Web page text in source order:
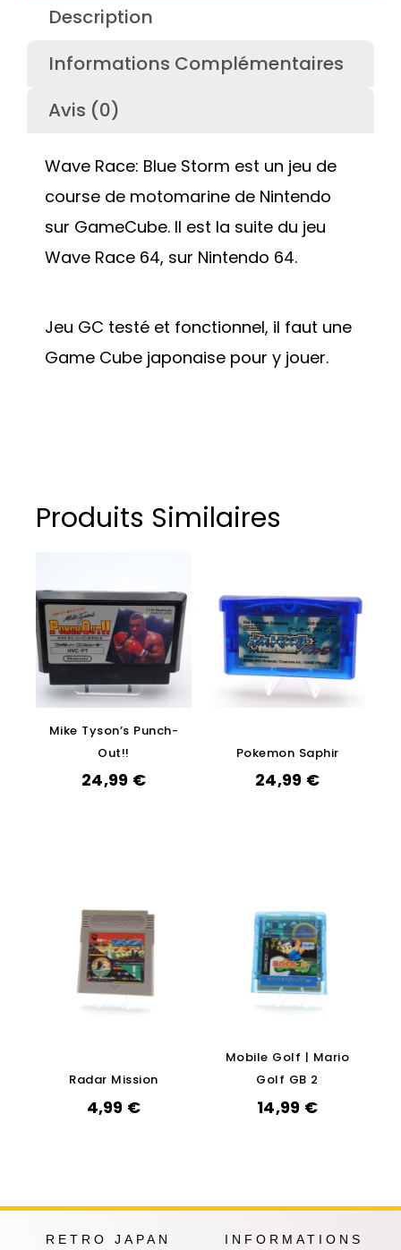
Description
Informations Complémentaires
Avis (0)
Wave Race: Blue Storm est un jeu de
course de motomarine de Nintendo
sur GameCube. Il est la suite du jeu
Wave Race 64, sur Nintendo 64.
Jeu GC testé et fonctionnel, il faut une
Game Cube japonaise pour y jouer.
Produits Similaires
Mike Tyson’s Punch-
Out!!
24,99 €
Pokemon Saphir
24,99 €
Radar Mission
4,99 €
Mobile Golf | Mario
Golf GB 2
14,99 €
RETRO JAPAN INFORMATIONS